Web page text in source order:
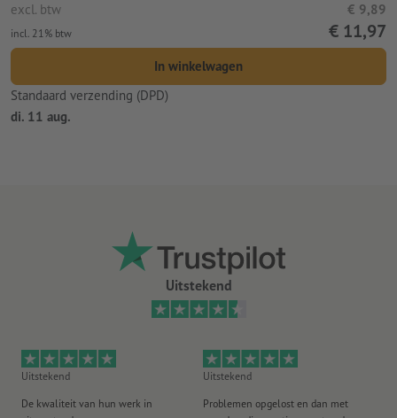
excl. btw € 9,89
incl. 21% btw € 11,97
In winkelwagen
Standaard verzending (DPD)
di. 11 aug.
Uitstekend
Uitstekend
De kwaliteit van hun werk in
Uitstekend
Problemen opgelost en dan met